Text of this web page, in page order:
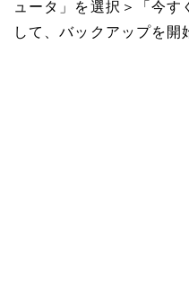
ュータ」を選択＞「今す
して、バックアップを開